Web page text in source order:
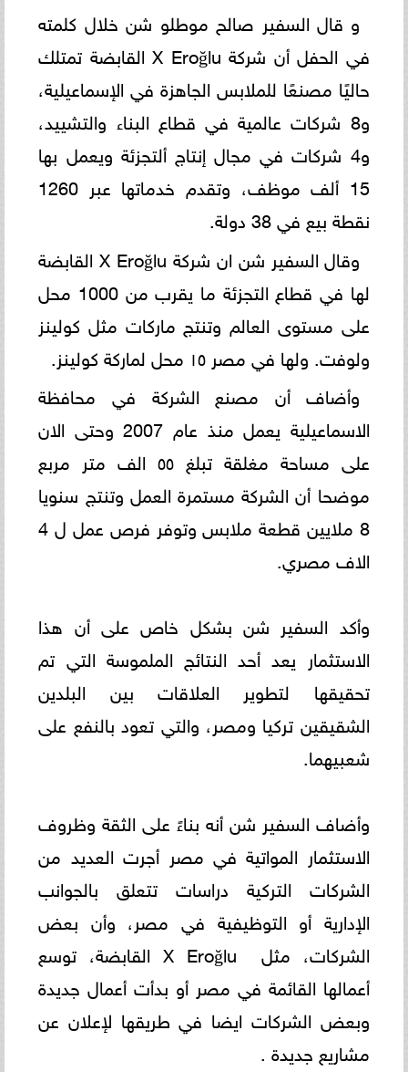
و قال السفير صالح موطلو شن خلال كلمته
في الحفل أن شركة ‏X Eroğlu‏ القابضة تمتلك
حاليًا مصنعًا للملابس الجاهزة في ‏‏الإسماعيلية،
و8 شركات عالمية في قطاع البناء والتشييد،
و4 شركات في مجال إنتاج ألتجزئة ويعمل بها
15 ألف موظف، ‏‏وتقدم خدماتها عبر 1260
نقطة بيع في 38 دولة. ‏
وقال السفير شن ان شركة ‏X Eroğlu‏ القابضة
لها في قطاع التجزئة ما يقرب من 1000 محل
على مستوى العالم وتنتج ‏‏ماركات مثل كولينز
ولوفت. ولها في مصر ١٥ محل لماركة كولينز.
وأضاف أن مصنع الشركة في محافظة
الاسماعيلية يعمل منذ عام 2007 وحتى الان
على مساحة مغلقة تبلغ ‏‏٥٥ الف متر مربع
موضحا أن الشركة ‏مستمرة العمل وتنتج سنويا
8 ملايين قطعة ملابس وتوفر فرص عمل ل 4
الاف مصري.
وأكد السفير شن بشكل خاص على أن هذا
الاستثمار يعد أحد النتائج الملموسة التي تم
تحقيقها لتطوير العلاقات بين البلدين
‏الشقيقين تركيا ‏ومصر، والتي تعود بالنفع على
شعبيهما‎.
وأضاف السفير شن أنه بناءً على الثقة وظروف
الاستثمار المواتية في مصر أجرت العديد من
الشركات التركية دراسات تتعلق ‏‏بالجوانب
الإدارية أو التوظيفية في مصر، وأن بعض
الشركات، مثل ‏‎ X Eroğlu ‎القابضة، توسع
أعمالها القائمة في مصر ‏أو ‏بدأت أعمال جديدة
وبعض الشركات ايضا في طريقها لإعلان عن
مشاريع جديدة . ‏